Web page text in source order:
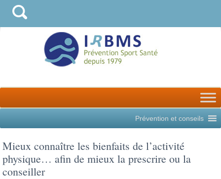
Prévention et conseils
Mieux connaître les bienfaits de l’activité
physique… afin de mieux la prescrire ou la
conseiller